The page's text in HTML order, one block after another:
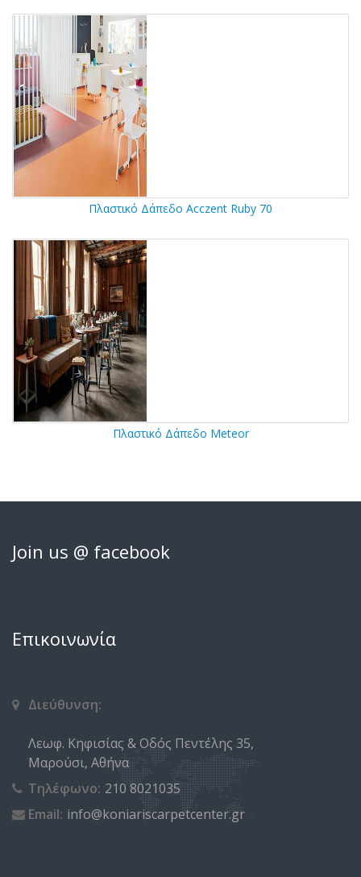
Πλαστικό Δάπεδο Acczent Ruby 70
Πλαστικό Δάπεδο Meteor
Join us @ facebook
Επικοινωνία
Διεύθυνση:
Λεωφ. Κηφισίας & Οδός Πεντέλης 35,
Μαρούσι, Αθήνα
Τηλέφωνο: 210 8021035
Email: info@koniariscarpetcenter.gr